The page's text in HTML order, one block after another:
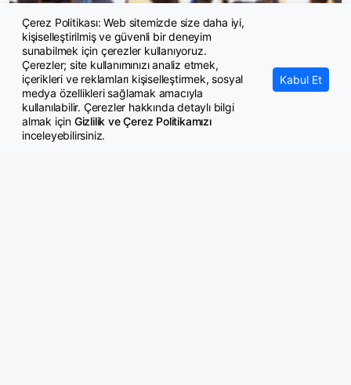
Kiralar, üniversite tercihlerinde başarı sıralamasının önüne geçti
Çerez Politikası: Web sitemizde size daha iyi,
kişiselleştirilmiş ve güvenli bir deneyim
sunabilmek için çerezler kullanıyoruz.
Çerezler; site kullanımınızı analiz etmek,
içerikleri ve reklamları kişiselleştirmek, sosyal
medya özellikleri sağlamak amacıyla
kullanılabilir. Çerezler hakkında detaylı bilgi
almak için Gizlilik ve Çerez Politikamızı
inceleyebilirsiniz.
Kabul Et